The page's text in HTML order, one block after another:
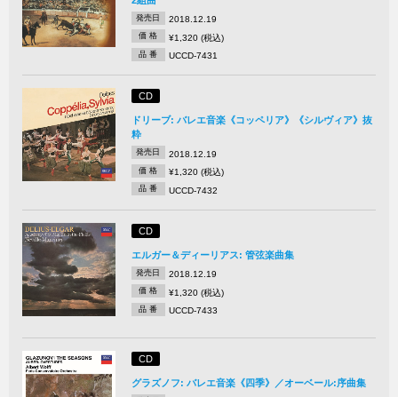
発売日 2018.12.19
価 格 ¥1,320 (税込)
品 番 UCCD-7431
CD
ドリーブ: バレエ音楽《コッペリア》《シルヴィア》抜
粋
発売日 2018.12.19
価 格 ¥1,320 (税込)
品 番 UCCD-7432
CD
エルガー＆ディーリアス: 管弦楽曲集
発売日 2018.12.19
価 格 ¥1,320 (税込)
品 番 UCCD-7433
CD
グラズノフ: バレエ音楽《四季》／オーベール:序曲集